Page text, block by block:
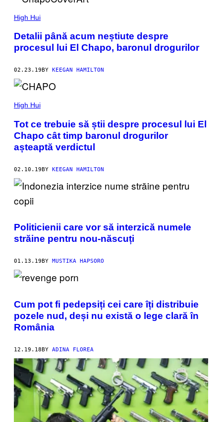
High Hui
Detalii până acum neștiute despre
procesul lui El Chapo, baronul drogurilor
02.23.19 BY KEEGAN HAMILTON
High Hui
Tot ce trebuie să știi despre procesul lui El
Chapo cât timp baronul drogurilor
așteaptă verdictul
02.10.19BY KEEGAN HAMILTON
Politicienii care vor să interzică numele
străine pentru nou-născuți
01.13.19 BY MUSTIKA HAPSORO
Cum pot fi pedepsiți cei care îți distribuie
pozele nud, deși nu există o lege clară în
România
12.19.18BY ADINA FLOREA